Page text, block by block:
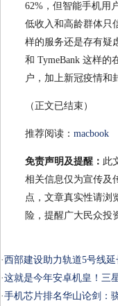
62%，但智能手机用
低收入和高龄群体只
样的服务还是存有疑
和 TymeBank 这样的
户，加上新冠疫情和
（正文已结束）
推荐阅读： macbook
免责声明及提醒： 此
相关信息仅为宣传及
点，文章真实性请浏
险，提醒广大民众投
·西部建设助力轨道5号线
·这就是今年安卓机皇！三
·手机芯片排名华山论剑：